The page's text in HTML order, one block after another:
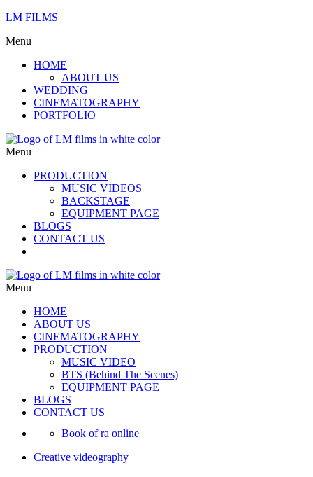
LM FILMS
Menu
HOME
ABOUT US
WEDDING
CINEMATOGRAPHY
PORTFOLIO
Menu
PRODUCTION
MUSIC VIDEOS
BACKSTAGE
EQUIPMENT PAGE
BLOGS
CONTACT US
Menu
HOME
ABOUT US
CINEMATOGRAPHY
PRODUCTION
MUSIC VIDEO
BTS (Behind The Scenes)
EQUIPMENT PAGE
BLOGS
CONTACT US
Book of ra online
Creative videography